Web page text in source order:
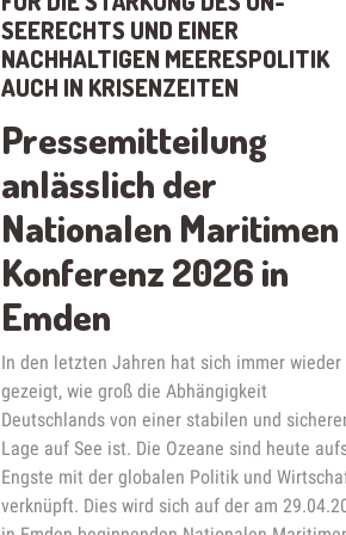
SEERECHTS UND EINER
NACHHALTIGEN MEERESPOLITIK
AUCH IN KRISENZEITEN
Pressemitteilung
anlässlich der
Nationalen Maritimen
Konferenz 2026 in
Emden
In den letzten Jahren hat sich immer wieder
gezeigt, wie groß die Abhängigkeit
Deutschlands von einer stabilen und
Lage auf See ist. Die Ozeane sind heute
Engste mit der globalen Politik und
verknüpft. Dies wird sich auf der am